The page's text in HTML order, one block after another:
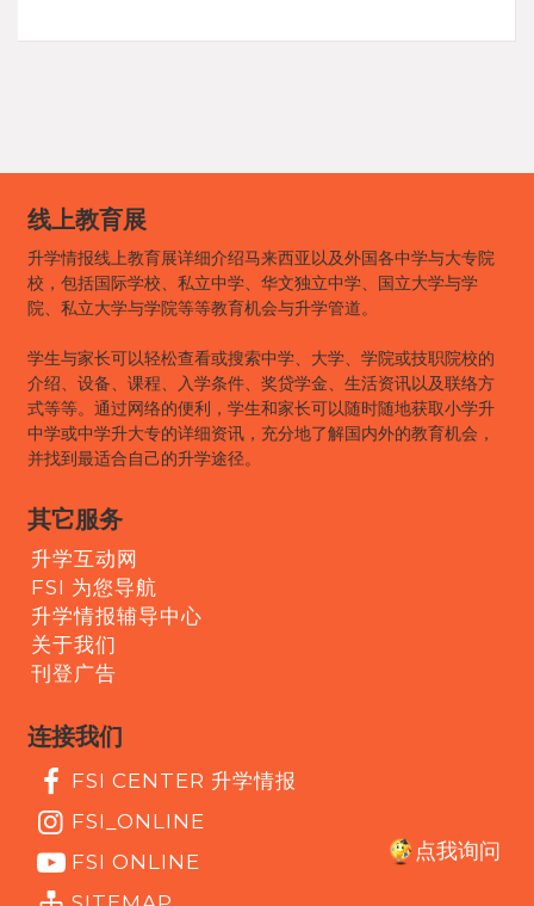
点我询问
线上教育展
升学情报线上教育展详细介绍马来西亚以及外国各中学与大专院
校，包括国际学校、私立中学、华文独立中学、国立大学与学
院、私立大学与学院等等教育机会与升学管道。
学生与家长可以轻松查看或搜索中学、大学、学院或技职院校的
介绍、设备、课程、入学条件、奖贷学金、生活资讯以及联络方
式等等。通过网络的便利，学生和家长可以随时随地获取小学升
中学或中学升大专的详细资讯，充分地了解国内外的教育机会，
并找到最适合自己的升学途径。
其它服务
升学互动网
FSI 为您导航
升学情报辅导中心
关于我们
刊登广告
连接我们
FSI CENTER 升学情报
FSI_ONLINE
FSI ONLINE